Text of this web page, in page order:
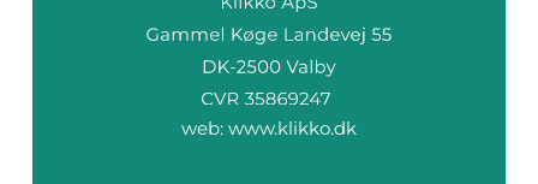
web: www.klikko.dk